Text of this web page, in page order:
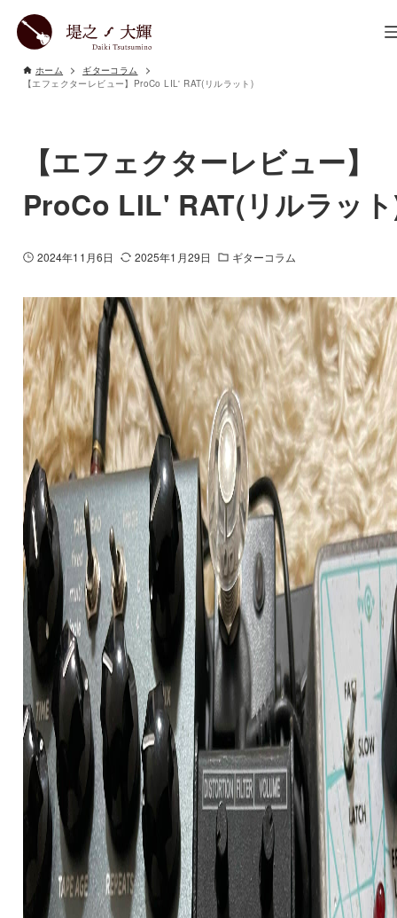
ホーム
ギターコラム
【エフェクターレビュー】ProCo LIL' RAT(リルラット)
【エフェクターレビュー】
ProCo LIL' RAT(リルラッ
2024年11月6日 2025年1月29日 ギターコラム